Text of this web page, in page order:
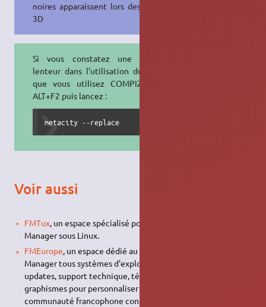
noires apparaissent lors des matchs
3D
Si vous constatez une certaine
lenteur dans l'utilisation du jeu et
que vous utilisez COMPIZ, faites
ALT+F2 puis lancez :
metacity --replace
Voir aussi
FMTux, un espace spécialisé pour l'utilisation du jeu Football
Manager sous Linux.
FMEurope, un espace dédié au utilisateurs du jeu Football
Manager tous systèmes d'exploitation confondus. Patchs,
updates, support technique, téléchargements des
graphismes pour personnaliser votre jeu, stories. C'est LA
communauté francophone consacrée à Football Manager.